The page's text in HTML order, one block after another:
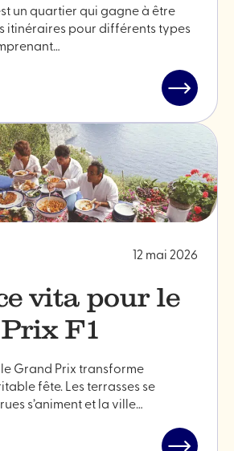
un quartier qui gagne à être
itinéraires pour différents types
Lire
l'article
"Une
journée
parfaite
dans
la
Petite
12 mai 2026
vita pour le
F1
Grand Prix transforme
fête. Les terrasses se
s’animent et la ville…